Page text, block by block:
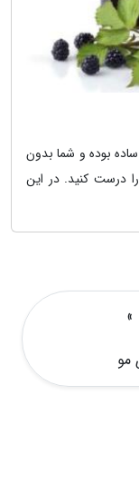
بوده و شما بدون
درست کنید. در این
»